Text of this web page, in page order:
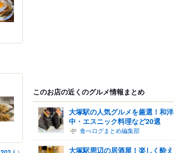
このお店の近くのグルメ情報まとめ
大塚駅の人気グルメを厳選！和洋
中・エスニック料理など20選
食べログまとめ編集部
大塚駅周辺の居酒屋！楽しく酔え